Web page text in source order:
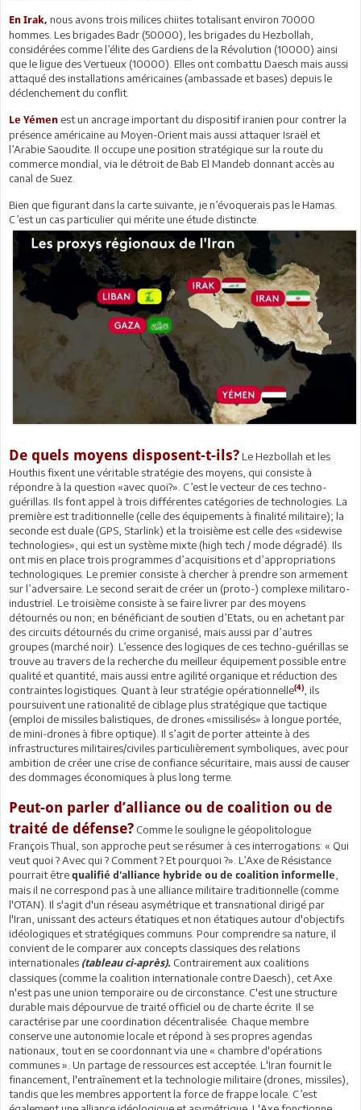
En Irak, nous avons trois milices chiites totalisant environ 70000
hommes. Les brigades Badr (50000), les brigades du Hezbollah,
considérées comme l’élite des Gardiens de la Révolution (10000) ainsi
que le ligue des Vertueux (10000). Elles ont combattu Daesch mais aussi
attaqué des installations américaines (ambassade et bases) depuis le
déclenchement du conflit.
Le Yémen est un ancrage important du dispositif iranien pour contrer la
présence américaine au Moyen-Orient mais aussi attaquer Israël et
l’Arabie Saoudite. Il occupe une position stratégique sur la route du
commerce mondial, via le détroit de Bab El Mandeb donnant accès au
canal de Suez.
Bien que figurant dans la carte suivante, je n’évoquerais pas le Hamas.
C’est un cas particulier qui mérite une étude distincte.
De quels moyens disposent-t-ils?Le Hezbollah et les
Houthis fixent une véritable stratégie des moyens, qui consiste à
répondre à la question «avec quoi?». C’est le vecteur de ces techno-
guérillas. Ils font appel à trois différentes catégories de technologies. La
première est traditionnelle (celle des équipements à finalité militaire); la
seconde est duale (GPS, Starlink) et la troisième est celle des «sidewise
technologies», qui est un système mixte (high tech / mode dégradé). Ils
ont mis en place trois programmes d’acquisitions et d’appropriations
technologiques. Le premier consiste à chercher à prendre son armement
sur l’adversaire. Le second serait de créer un (proto-) complexe militaro-
industriel. Le troisième consiste à se faire livrer par des moyens
détournés ou non; en bénéficiant de soutien d’Etats, ou en achetant par
des circuits détournés du crime organisé, mais aussi par d’autres
groupes (marché noir). L’essence des logiques de ces techno-guérillas se
trouve au travers de la recherche du meilleur équipement possible entre
qualité et quantité, mais aussi entre agilité organique et réduction des
contraintes logistiques. Quant à leur stratégie opérationnelle(4)
, ils
poursuivent une rationalité de ciblage plus stratégique que tactique
(emploi de missiles balistiques, de drones «missilisés» à longue portée,
de mini-drones à fibre optique). Il s’agit de porter atteinte à des
infrastructures militaires/civiles particulièrement symboliques, avec pour
ambition de créer une crise de confiance sécuritaire, mais aussi de causer
des dommages économiques à plus long terme.
Peut-on parler d’alliance ou de coalition ou de
traité de défense? Comme le souligne le géopolitologue
François Thual, son approche peut se résumer à ces interrogations: « Qui
veut quoi ? Avec qui ? Comment ? Et pourquoi ?». L’Axe de Résistance
pourrait être qualifié d'alliance hybride ou de coalition informelle
mais il ne correspond pas à une alliance militaire traditionnelle (comme
l'OTAN). Il s'agit d'un réseau asymétrique et transnational dirigé par
l'Iran, unissant des acteurs étatiques et non étatiques autour d'objectifs
idéologiques et stratégiques communs. Pour comprendre sa nature, il
convient de le comparer aux concepts classiques des relations
internationales (tableau ci-après). Contrairement aux coalitions
classiques (comme la coalition internationale contre Daesch), cet Axe
n'est pas une union temporaire ou de circonstance. C'est une structure
durable mais dépourvue de traité officiel ou de charte écrite. Il se
caractérise par une coordination décentralisée. Chaque membre
conserve une autonomie locale et répond à ses propres agendas
nationaux, tout en se coordonnant via une « chambre d'opérations
communes ». Un partage de ressources est acceptée. L'Iran fournit le
financement, l'entraînement et la technologie militaire (drones, missiles),
tandis que les membres apportent la force de frappe locale. C’est